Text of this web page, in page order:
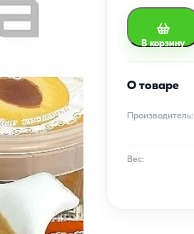
В корзину
О товаре
Производитель:
Вес: